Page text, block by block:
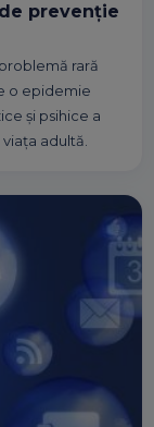
prevenție
rară
o epidemie
și psihice a
adultă.